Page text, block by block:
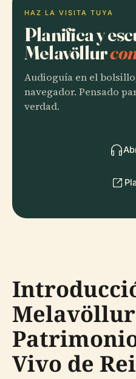
HAZ LA VISITA TUYA
Planifica y
Melavöllur
Audioguía en el
navegador. Pensado
verdad.
Vivo de